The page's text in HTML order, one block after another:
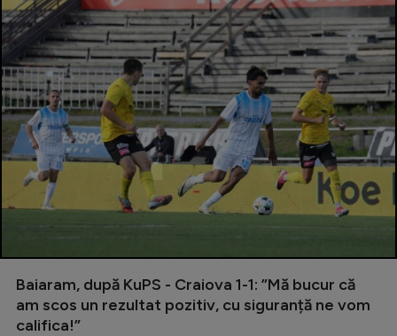
Baiaram, după KuPS - Craiova 1-1: ”Mă bucur că
am scos un rezultat pozitiv, cu siguranță ne vom
califica!”